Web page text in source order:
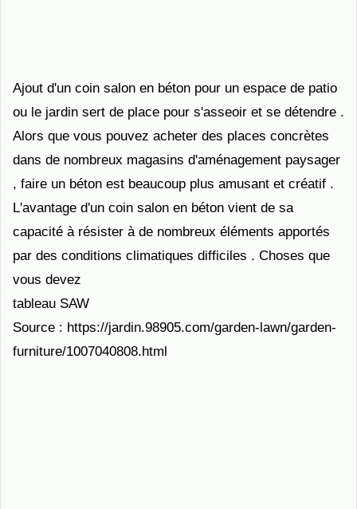
Ajout d'un coin salon en béton pour un espace de patio
ou le jardin sert de place pour s'asseoir et se détendre .
Alors que vous pouvez acheter des places concrètes
dans de nombreux magasins d'aménagement paysager
, faire un béton est beaucoup plus amusant et créatif .
L'avantage d'un coin salon en béton vient de sa
capacité à résister à de nombreux éléments apportés
par des conditions climatiques difficiles . Choses que
vous devez
tableau SAW
Source : https://jardin.98905.com/garden-lawn/garden-
furniture/1007040808.html